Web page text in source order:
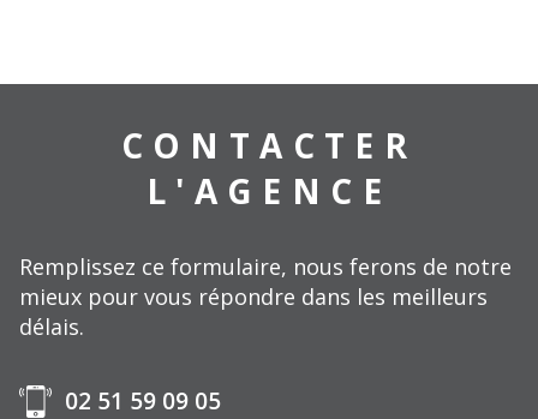
CONTACTER
L'AGENCE
Remplissez ce formulaire, nous ferons de notre
mieux pour vous répondre dans les meilleurs
délais.
02 51 59 09 05